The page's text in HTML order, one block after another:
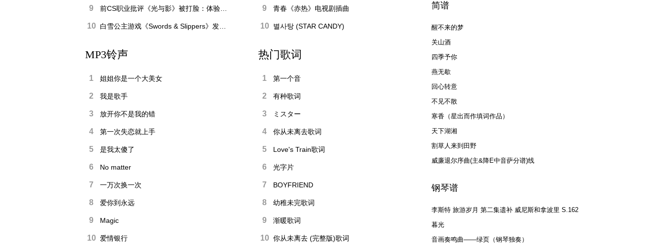
9
10
MP3铃声
1 姐姐你是一个大美女
2 我是歌手
3 放开你不是我的错
4 第一次失恋就上手
5 是我太傻了
6 No matter
7 一万次换一次
8 爱你到永远
9 Magic
10 爱情银行
9 青春《赤热》电视剧插曲
10 별사탕 (STAR CANDY)
热门歌词
1 第一个音
2 有种歌词
3 ミスター
4 你从未离去歌词
5 Love's Train歌词
6 光字片
7 BOYFRIEND
8 幼稚未完歌词
9 渐暖歌词
10 你从未离去 (完整版)歌词
简谱
醒不来的梦
关山酒
四季予你
燕无歇
回心转意
不见不散
寒香（星出而作填词作品）
天下湖湘
割草人来到田野
威廉退尔序曲(主&降E中音萨分谱)线
钢琴谱
李斯特 旅游岁月 第二集遗补 威尼斯和拿波里 S.162
No.1 船歌
暮光
音画奏鸣曲——绿页（钢琴独奏）